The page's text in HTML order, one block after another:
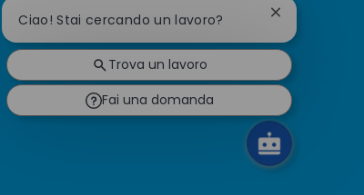
Ciao! Stai cercando un lavoro?
Chiudi
notifica
del
chatbot
Trova un lavoro
Fai una domanda